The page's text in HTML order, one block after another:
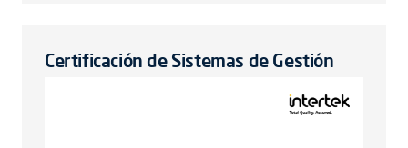
Certificación de Sistemas de Gestión